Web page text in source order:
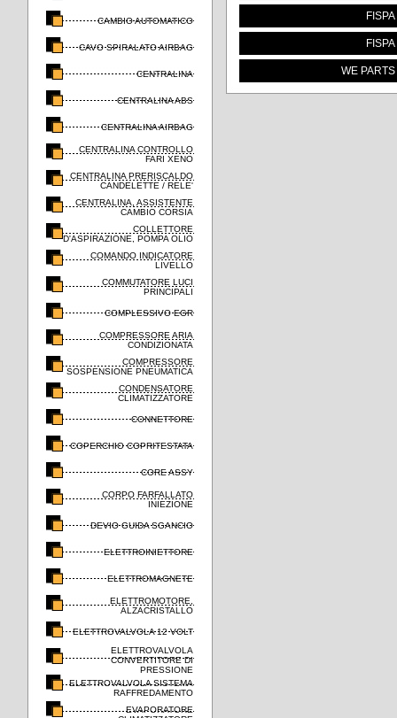
CAMBIO AUTOMATICO
CAVO SPIRALATO AIRBAG
CENTRALINA
CENTRALINA ABS
CENTRALINA AIRBAG
CENTRALINA CONTROLLO
FARI XENO
CENTRALINA PRERISCALDO
CANDELETTE / RELE'
CENTRALINA, ASSISTENTE
CAMBIO CORSIA
COLLETTORE
D'ASPIRAZIONE, POMPA OLIO
COMANDO INDICATORE
LIVELLO
COMMUTATORE LUCI
PRINCIPALI
COMPLESSIVO EGR
COMPRESSORE ARIA
CONDIZIONATA
COMPRESSORE
SOSPENSIONE PNEUMATICA
CONDENSATORE
CLIMATIZZATORE
CONNETTORE
COPERCHIO COPRITESTATA
CORE ASSY
CORPO FARFALLATO
INIEZIONE
DEVIO GUIDA SGANCIO
ELETTROINIETTORE
ELETTROMAGNETE
ELETTROMOTORE,
ALZACRISTALLO
ELETTROVALVOLA 12 VOLT
ELETTROVALVOLA
CONVERTITORE DI
PRESSIONE
ELETTROVALVOLA SISTEMA
RAFFREDAMENTO
EVAPORATORE
FISPA
FISPA
WE PARTS